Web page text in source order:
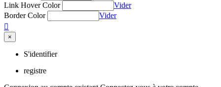
Link Hover Color
Vider
Border Color
Vider

×
S'identifier
registre